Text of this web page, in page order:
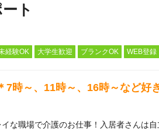
ト
経験OK 大学生歓迎 ブランクOK WEB登録
7時～、11時～、16時～など好
な職場で介護のお仕事！入居者さんは